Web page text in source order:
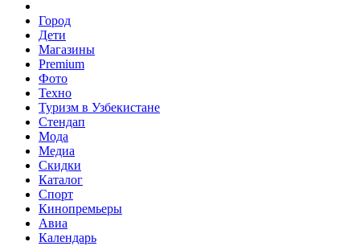
Город
Дети
Магазины
Premium
Фото
Техно
Туризм в Узбекистане
Стендап
Мода
Медиа
Скидки
Каталог
Спорт
Кинопремьеры
Авиа
Календарь